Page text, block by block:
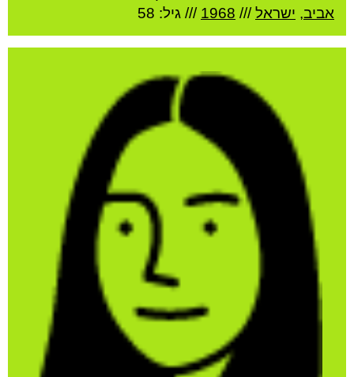
אביב, ישראל///
1968 /// גיל: 58